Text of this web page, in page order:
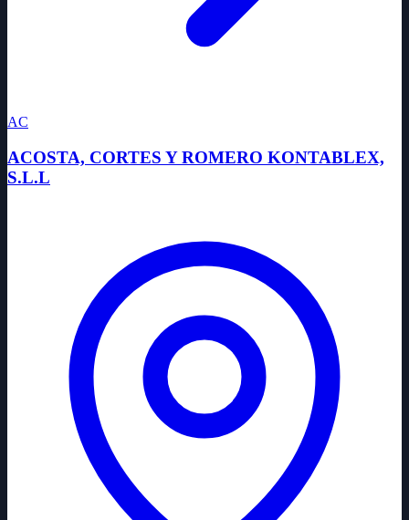
AC
ACOSTA, CORTES Y ROMERO KONTABLEX,
S.L.L